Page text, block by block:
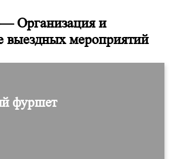
Организация и
выездных мероприятий
фуршет